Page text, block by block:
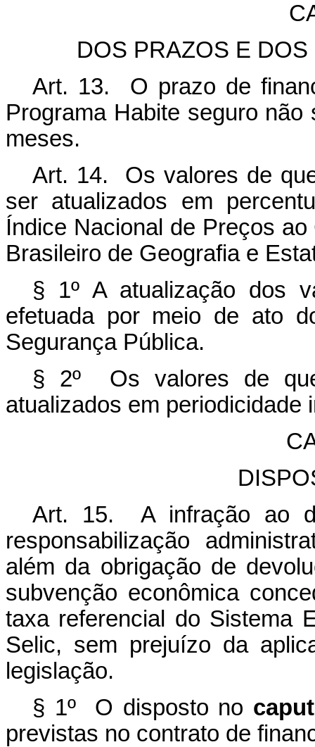
DOS PRAZOS E
Art. 13. O prazo de
Programa Habite seguro
meses.
Art. 14. Os valores de
ser atualizados em
Índice Nacional de Preços
Brasileiro de Geografia e
§ 1º A atualização dos
efetuada por meio de ato
Segurança Pública.
§ 2º Os valores de
atualizados em periodicidade
Art. 15. A infração ao
responsabilização
além da obrigação de
subvenção econômica
taxa referencial do Sistema
Selic, sem prejuízo da
legislação.
§ 1º O disposto no caput
previstas no contrato de